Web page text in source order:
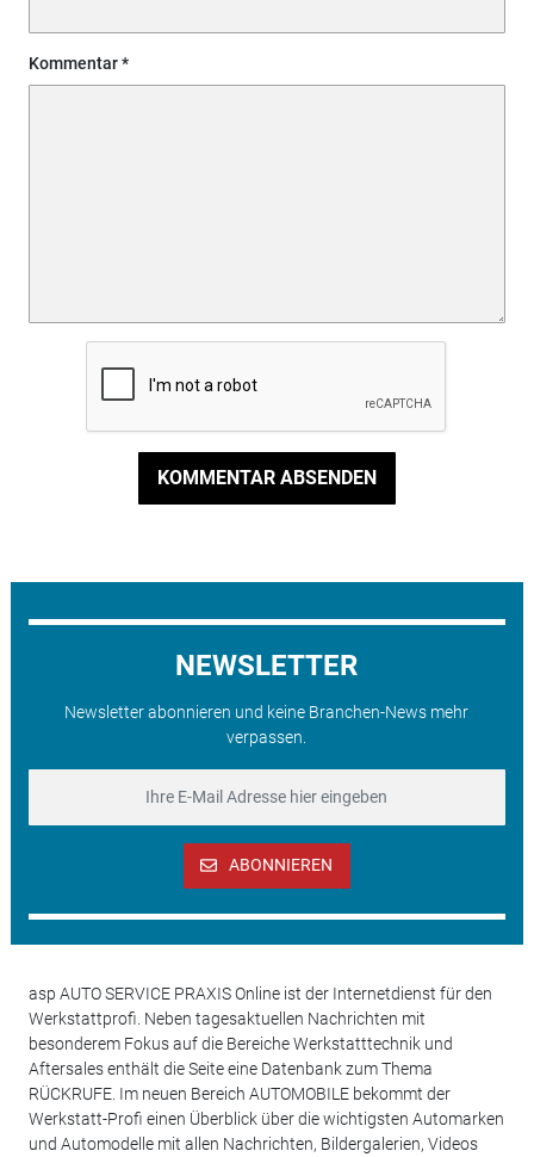
Kommentar
KOMMENTAR ABSENDEN
NEWSLETTER
Newsletter abonnieren und keine Branchen-News mehr
verpassen.
ABONNIEREN
asp AUTO SERVICE PRAXIS Online ist der Internetdienst für den
Werkstattprofi. Neben tagesaktuellen Nachrichten mit
besonderem Fokus auf die Bereiche Werkstatttechnik und
Aftersales enthält die Seite eine Datenbank zum Thema
RÜCKRUFE. Im neuen Bereich AUTOMOBILE bekommt der
Werkstatt-Profi einen Überblick über die wichtigsten Automarken
und Automodelle mit allen Nachrichten, Bildergalerien, Videos